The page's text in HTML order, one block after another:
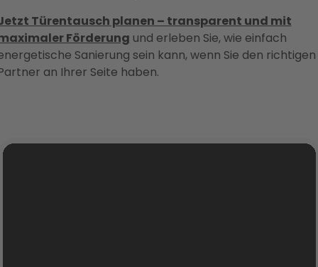
Türentausch planen – transparent und mit
Förderung und erleben Sie, wie einfach
Sanierung sein kann, wenn Sie den richtigen
an Ihrer Seite haben.